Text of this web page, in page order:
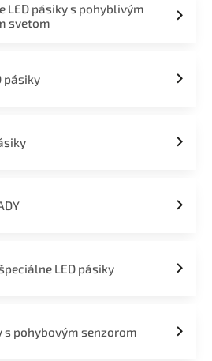
LED pásiky s pohyblivým
svetom
pásiky
LED pásiky
s pohybovým senzorom